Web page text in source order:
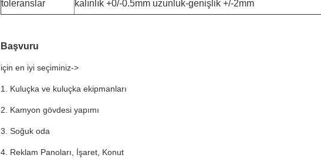
toleranslar kalınlık +0/-0.5mm uzunluk-genişlik +/-2mm
Başvuru
için en iyi seçiminiz->
1. Kuluçka ve kuluçka ekipmanları
2. Kamyon gövdesi yapımı
3. Soğuk oda
4. Reklam Panoları, İşaret, Konut